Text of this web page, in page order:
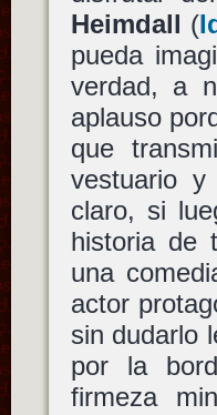
Heimdall (
pueda
verdad, a
aplauso
que
vestuario
claro, si
historia de
una
actor
sin dudarlo
por la
firmeza